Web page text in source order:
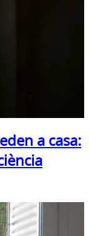
a casa: